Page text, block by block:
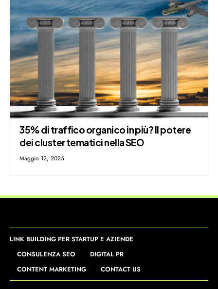
35% di traffico organico in più? Il potere
dei cluster tematici nella SEO
Maggio 12, 2025
LINK BUILDING PER STARTUP E AZIENDE
CONSULENZA SEO
DIGITAL PR
CONTENT MARKETING
CONTACT US